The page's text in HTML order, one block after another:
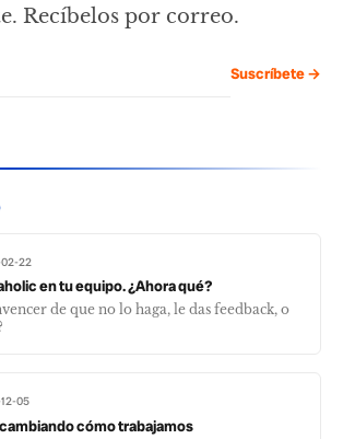
Recíbelos por correo.
Suscríbete →
22
en tu equipo. ¿Ahora qué?
de que no lo haga, le das feedback, o
05
cómo trabajamos